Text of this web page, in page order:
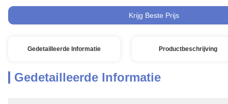
Krijg Beste Prijs
Gedetailleerde Informatie Productbeschrijving
Gedetailleerde Informatie